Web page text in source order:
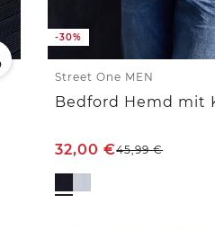
-30%
Street One MEN
32,00€45,99€